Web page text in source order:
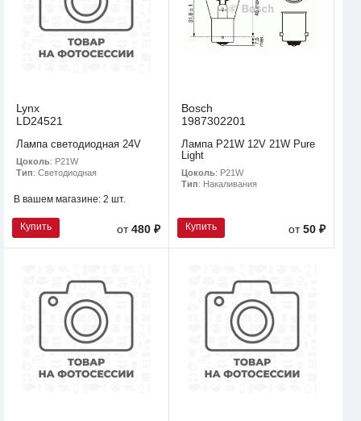
Lynx
LD24521
Лампа светодиодная 24V
Цоколь: P21W
Тип: Светодиодная
В вашем магазине: 2 шт.
Купить от480 ₽
Bosch
1987302201
Лампа P21W 12V 21W Pure
Light
Цоколь: P21W
Тип: Накаливания
Купить от50 ₽